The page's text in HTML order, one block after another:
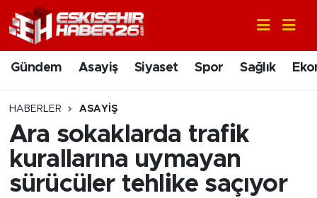
Gündem Asayiş Siyaset Spor Sağlık
HABERLER ASAYIŞ
Ara sokaklarda trafik
kurallarına uymayan
sürücüler tehlike saçıyor
Gündem
Asayiş
Siyaset
Spor
Nöbetçi Eczaneler
Hava Durumu
Trafik Durumu
Süper Lig Puan Durumu ve Fikstür